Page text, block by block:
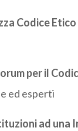
Codice
per il
ed esperti
ad una